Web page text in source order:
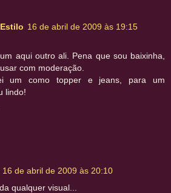
16 de abril de 2009 às 19:15
aqui outro ali. Pena que sou baixinha,
com moderação.
um como topper e jeans, para um
lindo!
16 de abril de 2009 às 20:10
qualquer visual...